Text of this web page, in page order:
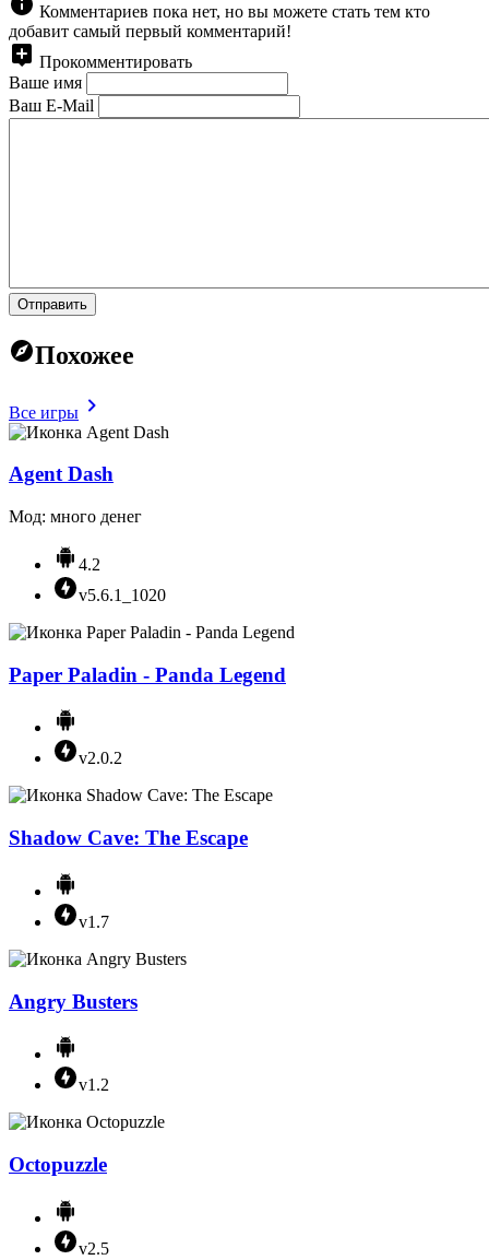
Комментариев пока нет, но вы можете стать тем кто
добавит самый первый комментарий!
Прокомментировать
Ваше имя
Ваш E-Mail
Отправить
Похожее
Все игры
Agent Dash
Мод: много денег
4.2
v5.6.1_1020
Paper Paladin - Panda Legend
v2.0.2
Shadow Cave: The Escape
v1.7
Angry Busters
v1.2
Octopuzzle
v2.5